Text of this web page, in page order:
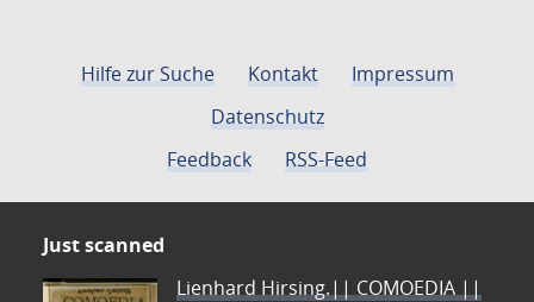
Hilfe zur Suche Kontakt
Impressum
Datenschutz
Feedback
RSS-Feed
Just scanned
Lienhard Hirsing.|| COMOEDIA ||